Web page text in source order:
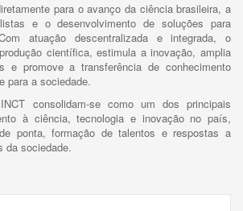
para o avanço da ciência brasileira, a
e o desenvolvimento de soluções para
atuação descentralizada e integrada, o
científica, estimula a inovação, amplia
e promove a transferência de conhecimento
para a sociedade.
consolidam-se como um dos principais
à ciência, tecnologia e inovação no país,
ponta, formação de talentos e respostas a
da sociedade.